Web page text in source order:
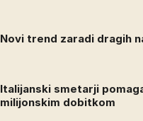
Novi trend zaradi dragih
Italijanski smetarji
milijonskim dobitkom